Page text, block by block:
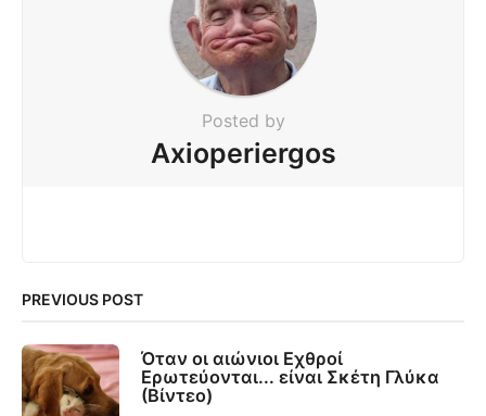
Posted by
Axioperiergos
PREVIOUS POST
Όταν οι αιώνιοι Εχθροί
Ερωτεύονται... είναι Σκέτη Γλύκα
(Βίντεο)